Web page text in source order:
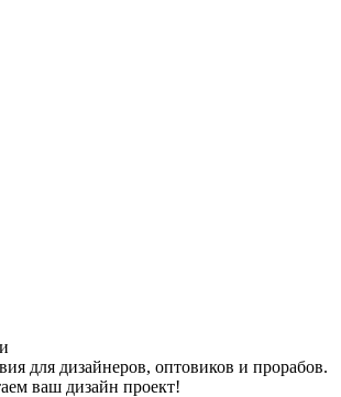
для дизайнеров, оптовиков и прорабов.
ваш дизайн проект!